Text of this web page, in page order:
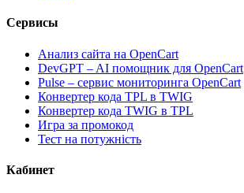
Сервисы
Анализ сайта на OpenCart
DevGPT – AI помощник для OpenCart
Pulse – сервис мониторинга OpenCart
Конвертер кода TPL в TWIG
Конвертер кода TWIG в TPL
Игра за промокод
Тест на потужність
Кабинет